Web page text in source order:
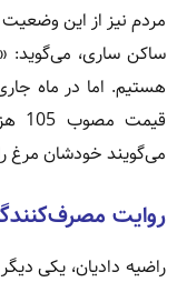
مردم نیز از این وضعیت
ساکن ساری، می‌گوید:
هستیم. اما در ماه
می‌گویند خودشان مرغ
روایت
راضیه دادیان، یکی